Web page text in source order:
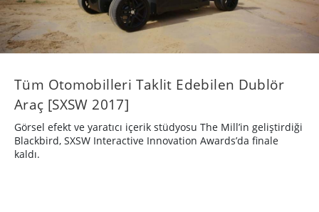
Tüm Otomobilleri Taklit Edebilen Dublör
Araç [SXSW 2017]
Görsel efekt ve yaratıcı içerik stüdyosu The Mill’in geliştirdiği
Blackbird, SXSW Interactive Innovation Awards’da finale
kaldı.